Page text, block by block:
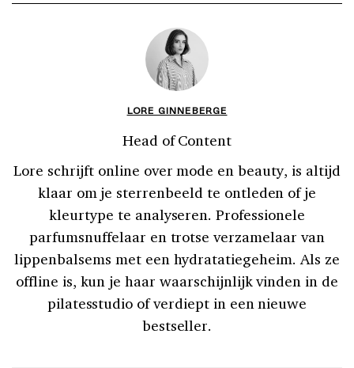
LORE GINNEBERGE
Head of Content
Lore schrijft online over mode en beauty, is altijd
klaar om je sterrenbeeld te ontleden of je
kleurtype te analyseren. Professionele
parfumsnuffelaar en trotse verzamelaar van
lippenbalsems met een hydratatiegeheim. Als ze
offline is, kun je haar waarschijnlijk vinden in de
pilatesstudio of verdiept in een nieuwe
bestseller.